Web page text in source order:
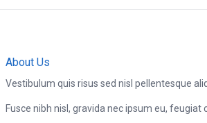
About Us
Vestibulum quis risus sed nisl pellentesque
Fusce nibh nisl, gravida nec ipsum eu, feugiat